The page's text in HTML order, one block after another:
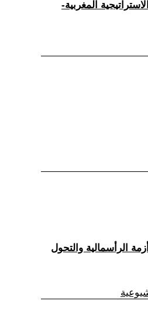
المغربية-
الرأسمالية والتحول